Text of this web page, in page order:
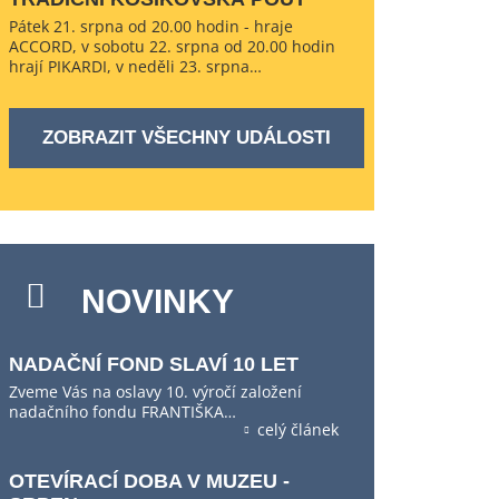
Pátek 21. srpna od 20.00 hodin - hraje
ACCORD, v sobotu 22. srpna od 20.00 hodin
hrají PIKARDI, v neděli 23. srpna…
ZOBRAZIT VŠECHNY UDÁLOSTI
NOVINKY
NADAČNÍ FOND SLAVÍ 10 LET
Zveme Vás na oslavy 10. výročí založení
nadačního fondu FRANTIŠKA…
celý článek
OTEVÍRACÍ DOBA V MUZEU -